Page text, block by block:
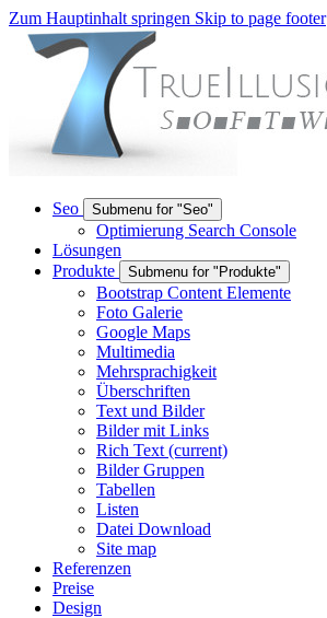
Zum Hauptinhalt springen Skip to page footer
Seo Submenu for "Seo"
Optimierung Search Console
Lösungen
Produkte
Submenu for "Produkte"
Bootstrap Content Elemente
Foto Galerie
Google Maps
Multimedia
Mehrsprachigkeit
Überschriften
Text und Bilder
Bilder mit Links
Rich Text (current)
Bilder Gruppen
Tabellen
Listen
Datei Download
Site map
Referenzen
Preise
Design